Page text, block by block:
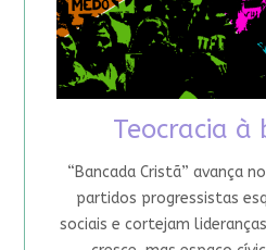
Teocracia à
“Bancada Cristã” avança
partidos progressistas
sociais e cortejam